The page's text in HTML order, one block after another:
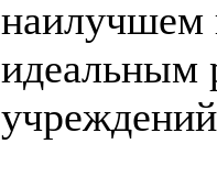
наилучшем
идеальным